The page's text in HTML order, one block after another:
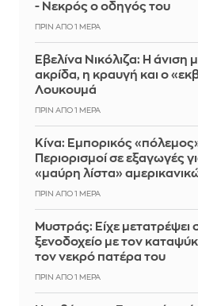
- Νεκρός ο οδηγός του
ΠΡΙΝ ΑΠΌ 1 ΜΈΡΑ
Εβελίνα Νικόλιζα: Η άνιση
ακρίδα, η κραυγή και ο
Λουκουμά
ΠΡΙΝ ΑΠΌ 1 ΜΈΡΑ
Κίνα: Εμπορικός
Περιορισμοί σε εξαγωγές
«μαύρη λίστα»
ΠΡΙΝ ΑΠΌ 1 ΜΈΡΑ
Mυστράς: Είχε μετατρέψει
ξενοδοχείο με τον
τον νεκρό πατέρα του
ΠΡΙΝ ΑΠΌ 1 ΜΈΡΑ